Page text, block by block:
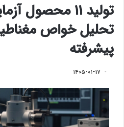
تولید ۱۱
تحلیل خواص
پیشرفته
۱۴۰۵-۰۱-۱۷